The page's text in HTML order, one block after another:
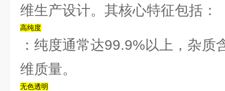
维生产设计。其核心特征包括：
‌高纯度‌
：纯度通常达99.9%以上，杂质
维质量。‌‌
‌无色透明‌